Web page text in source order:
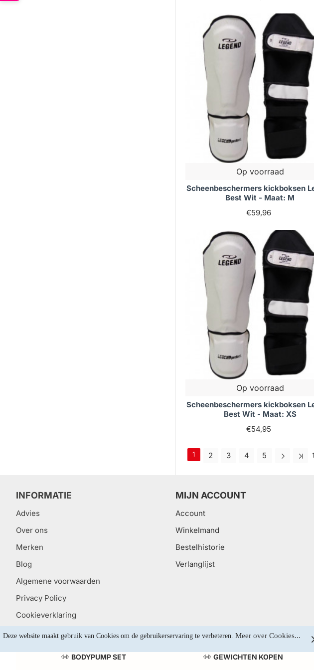
Deze website maakt gebruik van Cookies om de gebruikerservaring te verbeteren. Meer over Cookies...
Trends in
De wereld van
op de markt verschijnen. Een
zijn, waardoor je meer
scheenbeschermers met
GEBRUIKSTIPS VOOR
Om het meeste uit je
Zorg ervoor dat je ze goed
raden om ze schoon te maken
intensieve trainingen kun je
speedballs, te gebruiken.
Als er vragen zijn, neem dan
Op voorraad
Scheenbeschermers kickboksen
Best Wit - Maat: M
€59,96
Op voorraad
Scheenbeschermers kickboksen
Best Wit - Maat: XS
€54,95
1 2 3 4 5
INFORMATIE
Advies
Over ons
Merken
Blog
Algemene voorwaarden
Privacy Policy
Cookieverklaring
MIJN ACCOUNT
Account
Winkelmand
Bestelhistorie
Verlanglijst
BODYPUMP SET GEWICHTEN KOPEN